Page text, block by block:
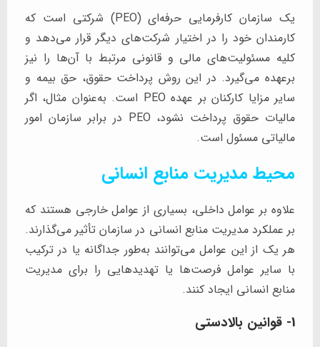
یک سازمان کارفرمایی حرفه‌ای (PEO) شرکتی است که
کارمندان خود را در اختیار شرکت‌های دیگر قرار می‌دهد و
کلیه مسئولیت‌های مالی و قانونی مرتبط با آن‌ها را نیز
برعهده می‌گیرد. در این روش پرداخت حقوق، حق بیمه و
سایر مزایا کارکنان بر عهده PEO است. به‌عنوان مثال، اگر
مالیات حقوق پرداخت نشود، PEO در برابر سازمان امور
مالیاتی مسئول است.
محیط مدیریت منابع انسانی
علاوه بر عوامل داخلی، بسیاری از عوامل خارجی هستند که
بر عملکرد مدیریت منابع انسانی در سازمان تأثیر می‌گذارند.
هر یک از این عوامل می‌توانند به‌طور جداگانه یا در ترکیب
با سایر عوامل فرصت‌ها یا تهدیدهایی را برای مدیریت
منابع انسانی ایجاد کنند.
1- قوانین بالادستی